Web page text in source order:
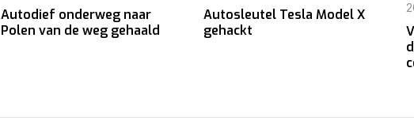
Autodief onderweg naar
Polen van de weg gehaald
Autosleutel Tesla Model X
gehackt